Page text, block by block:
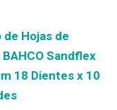
de Hojas de
Sandflex
18 Dientes x 10